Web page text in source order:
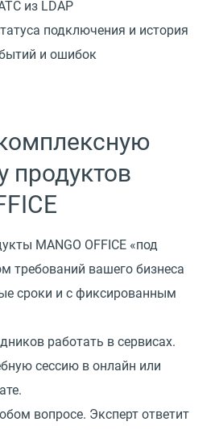
из LDAP
подключения и история
и ошибок
продуктов
MANGO OFFICE «под
требований вашего бизнеса
сроки и с фиксированным
работать в сервисах.
сессию в онлайн или
вопросе. Эксперт ответит